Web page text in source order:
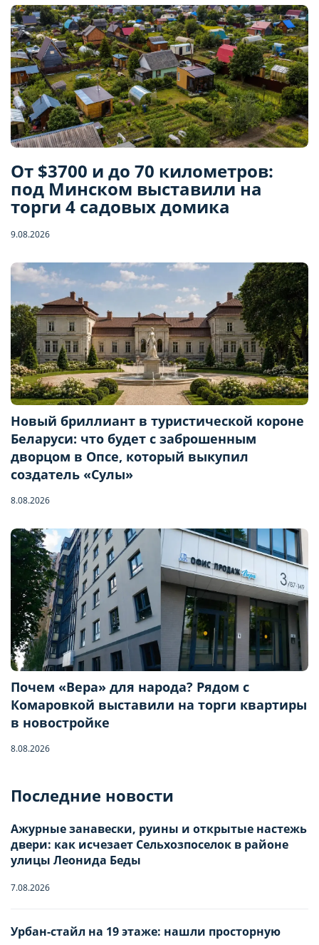
От $3700 и до 70 километров:
под Минском выставили на
торги 4 садовых домика
9.08.2026
Новый бриллиант в туристической короне
Беларуси: что будет с заброшенным
дворцом в Опсе, который выкупил
создатель «Сулы»
8.08.2026
Почем «Вера» для народа? Рядом с
Комаровкой выставили на торги квартиры
в новостройке
8.08.2026
Последние новости
Ажурные занавески, руины и открытые настежь
двери: как исчезает Сельхозпоселок в районе
улицы Леонида Беды
7.08.2026
Урбан-стайл на 19 этаже: нашли просторную
Количество гостей
НАСТРОЙТЕ ПАРАМЕТРЫ
НАСТРОЙТЕ ПАРАМЕТРЫ